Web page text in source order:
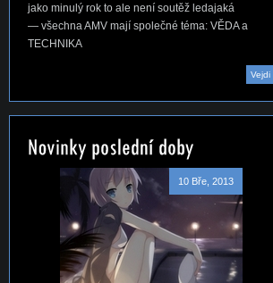
jako minulý rok to ale není soutěž ledajaká
— všechna AMV mají společné téma: VĚDA a
TECHNIKA
Vejdi
10 Bře, 2013